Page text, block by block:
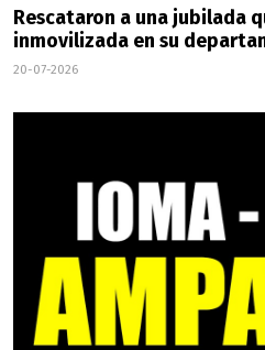
Rescataron a una jubilada
inmovilizada en su
20-07-2026